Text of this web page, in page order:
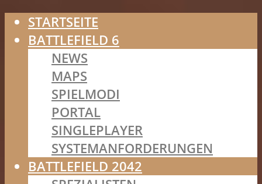
STARTSEITE
BATTLEFIELD 6
NEWS
MAPS
SPIELMODI
PORTAL
SINGLEPLAYER
SYSTEMANFORDERUNGEN
BATTLEFIELD 2042